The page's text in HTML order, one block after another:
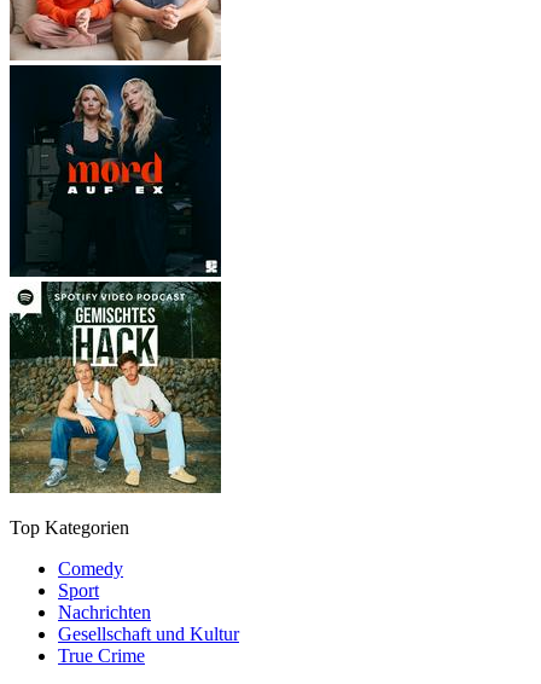
Top Kategorien
Comedy
Sport
Nachrichten
Gesellschaft und Kultur
True Crime